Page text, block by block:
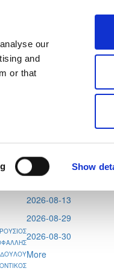
our
and
or that
Show
Events
2026-08-11
2026-08-13
2026-08-29
2026-08-30
More